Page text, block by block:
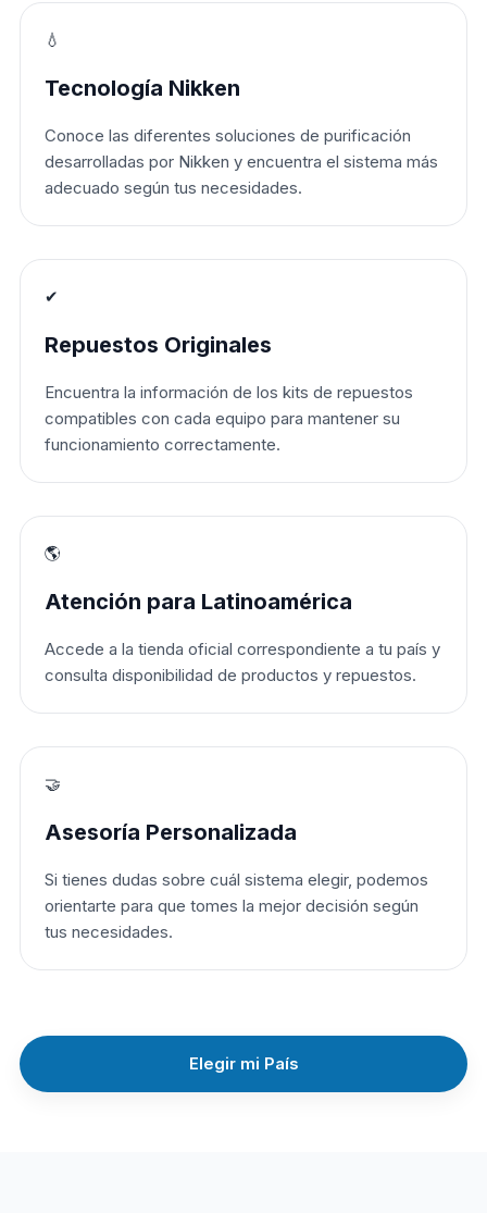
💧
Tecnología Nikken
Conoce las diferentes soluciones de purificación
desarrolladas por Nikken y encuentra el sistema más
adecuado según tus necesidades.
✔
Repuestos Originales
Encuentra la información de los kits de repuestos
compatibles con cada equipo para mantener su
funcionamiento correctamente.
🌎
Atención para Latinoamérica
Accede a la tienda oficial correspondiente a tu país y
consulta disponibilidad de productos y repuestos.
🤝
Asesoría Personalizada
Si tienes dudas sobre cuál sistema elegir, podemos
orientarte para que tomes la mejor decisión según
tus necesidades.
Elegir mi País